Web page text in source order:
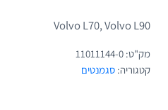
Volvo L70, Volvo L90
מק"ט: 11011144-0
קטגוריה: סגמנטים